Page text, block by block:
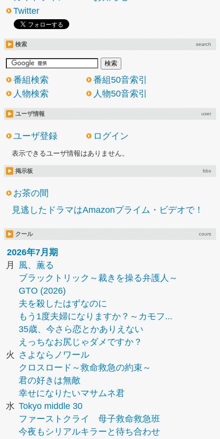
Twitter
検索 search
番組検索
番組50音索引
人物検索
人物50音索引
ユーザ情報 user
ユーザ登録 ログイン
表示できるユーザ情報はありません。
掲示板 bbs
お茶の間
見逃したドラマはAmazonプライム・ビデオで！
クール cours
2026年7月期
月
風、薫る
ブラックトリック～裁きを操る弁護人～
GTO (2026)
夫を殺したはずなのに
もう1度夫婦になりますか？～カモフ...
35歳、今さら恋とかありえない
えっちなお尻じゃダメですか？
火
さよならノワール
クロスロード～救命救急の約束～
君の好きは無敵
幸せになりたいマサムネ君
水 Tokyo middle 30
ファーストクライ 母子救命救急班
今夜もシリアルキラーと待ち合わせ